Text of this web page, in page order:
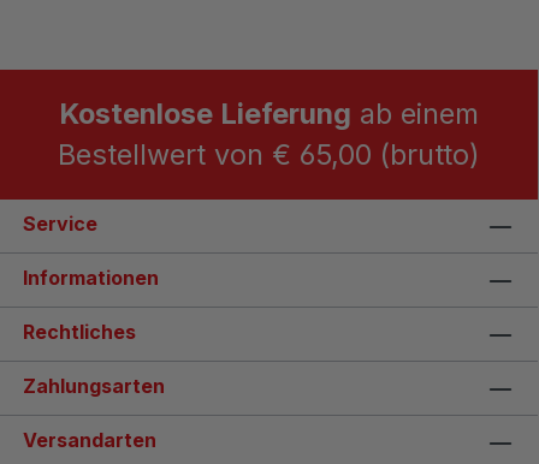
Kostenlose Lieferung ab einem
Bestellwert von € 65,00 (brutto)
Service
Informationen
Rechtliches
Zahlungsarten
Versandarten